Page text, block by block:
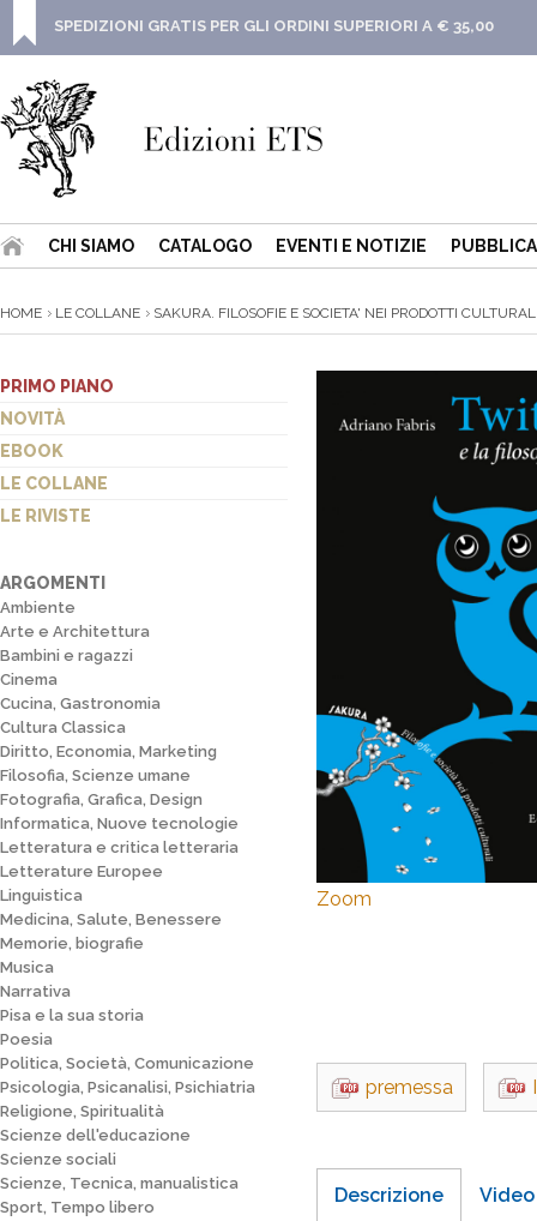
SPEDIZIONI GRATIS PER GLI ORDINI SUPERIORI A € 35,00
CHI SIAMO CATALOGO EVENTI E NOTIZIE
HOME LE COLLANE SAKURA. FILOSOFIE E SOCIETA' NEI PRODOTTI
PRIMO PIANO
NOVITÀ
EBOOK
LE COLLANE
LE RIVISTE
ARGOMENTI
Ambiente
Arte e Architettura
Bambini e ragazzi
Cinema
Cucina, Gastronomia
Cultura Classica
Diritto, Economia, Marketing
Filosofia, Scienze umane
Fotografia, Grafica, Design
Informatica, Nuove tecnologie
Letteratura e critica letteraria
Letterature Europee
Linguistica
Medicina, Salute, Benessere
Memorie, biografie
Musica
Narrativa
Pisa e la sua storia
Poesia
Politica, Società, Comunicazione
Psicologia, Psicanalisi, Psichiatria
Religione, Spiritualità
Scienze dell'educazione
Scienze sociali
Scienze, Tecnica, manualistica
Sport, Tempo libero
Zoom
premessa
Descrizione Video